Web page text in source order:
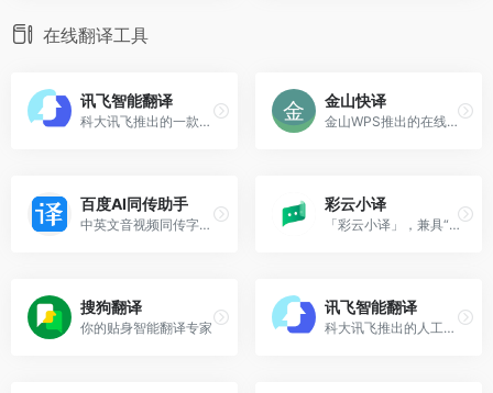
在线翻译工具
讯飞智能翻译
科大讯飞推出的一款在线文档翻译平台
金山快译
金山WPS推出的在线翻译平台
百度AI同传助手
中英文音视频同传字幕工具
彩云小译
「彩云小译」，兼具“你边说，我边译”的中日韩英同声传译、双语对照网页翻译、文献翻译、文档翻译、视频字幕翻译功能。
搜狗翻译
你的贴身智能翻译专家
讯飞智能翻译
科大讯飞推出的人工智能翻译平台